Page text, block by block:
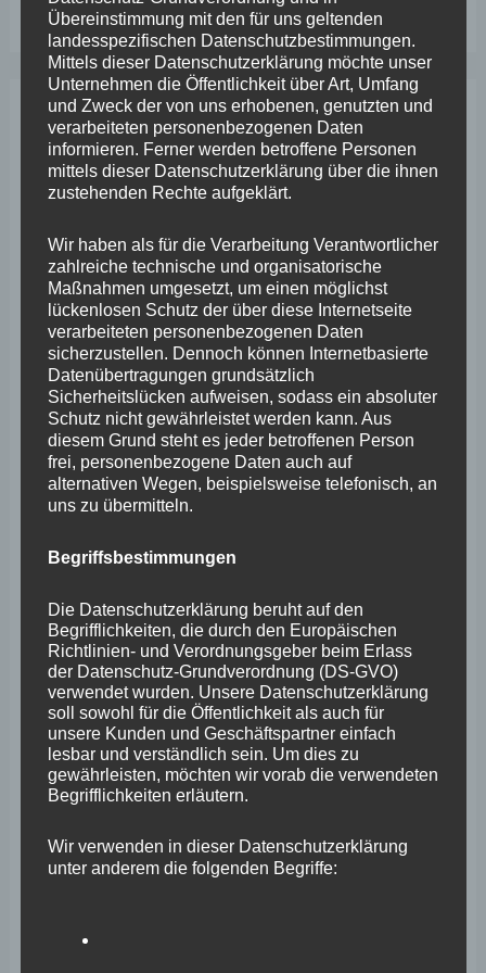
der
Festung
Ehrenbreitstein
Archiv
April 2026
Februar 2026
Januar 2026
Dezember 2025
November 2025
Oktober 2025
September 2025
August 2025
Juli 2025
Mai 2025
April 2025
März 2025
Februar 2025
Januar 2025
November 2024
September 2024
Übereinstimmung mit den für uns geltenden
landesspezifischen Datenschutzbestimmungen.
Mittels dieser Datenschutzerklärung möchte unser
Unternehmen die Öffentlichkeit über Art, Umfang
und Zweck der von uns erhobenen, genutzten und
verarbeiteten personenbezogenen Daten
informieren. Ferner werden betroffene Personen
mittels dieser Datenschutzerklärung über die ihnen
zustehenden Rechte aufgeklärt.
Wir haben als für die Verarbeitung Verantwortlicher
zahlreiche technische und organisatorische
Maßnahmen umgesetzt, um einen möglichst
lückenlosen Schutz der über diese Internetseite
verarbeiteten personenbezogenen Daten
sicherzustellen. Dennoch können Internetbasierte
Datenübertragungen grundsätzlich
Sicherheitslücken aufweisen, sodass ein absoluter
Schutz nicht gewährleistet werden kann. Aus
diesem Grund steht es jeder betroffenen Person
frei, personenbezogene Daten auch auf
alternativen Wegen, beispielsweise telefonisch, an
uns zu übermitteln.
Begriffsbestimmungen
Die Datenschutzerklärung beruht auf den
Begrifflichkeiten, die durch den Europäischen
Richtlinien- und Verordnungsgeber beim Erlass
der Datenschutz-Grundverordnung (DS-GVO)
verwendet wurden. Unsere Datenschutzerklärung
soll sowohl für die Öffentlichkeit als auch für
unsere Kunden und Geschäftspartner einfach
lesbar und verständlich sein. Um dies zu
gewährleisten, möchten wir vorab die verwendeten
Begrifflichkeiten erläutern.
Wir verwenden in dieser Datenschutzerklärung
unter anderem die folgenden Begriffe: